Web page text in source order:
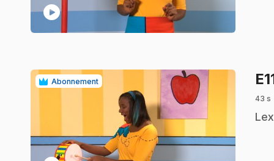
play_circle
Abonnement
43 s
.